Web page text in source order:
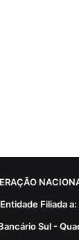
Entidade Filiada a:
Sul -